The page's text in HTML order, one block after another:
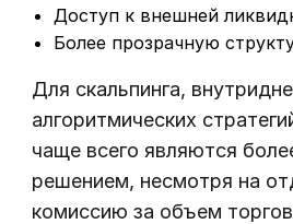
Доступ к внешней
Более прозрачную
Для скальпинга,
алгоритмических
чаще всего являются
решением, несмотря на
комиссию за объем